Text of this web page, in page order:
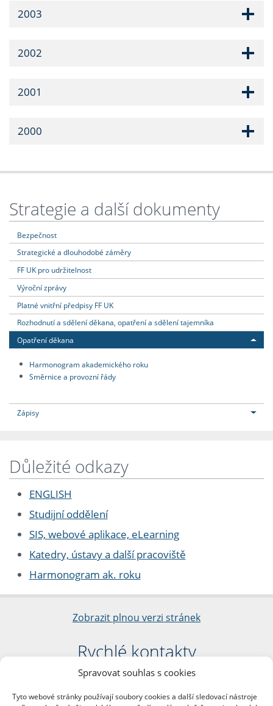
Spravovat souhlas s cookies
Tyto webové stránky používají soubory cookies a další sledovací nástroje
2003
2002
2001
2000
Strategie a další dokumenty
Bezpečnost
Strategické a dlouhodobé záměry
FF UK pro udržitelnost
Výroční zprávy
Platné vnitřní předpisy FF UK
Rozhodnutí a sdělení děkana, opatření a sdělení tajemníka
Opatření děkana
Harmonogram akademického roku
Směrnice a provozní řády
Zápisy
Důležité odkazy
ENGLISH
Studijní oddělení
SIS, webové aplikace, eLearning
Katedry, ústavy a další pracoviště
Harmonogram ak. roku
Zobrazit plnou verzi stránek
Rychlé kontakty
Filozofická fakulta
nám. Jana Palacha 1/2